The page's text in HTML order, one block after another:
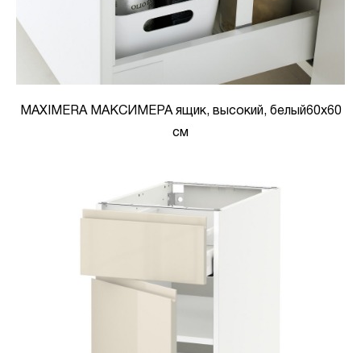
MAXIMERA МАКСИМЕРА ящик, высокий, белый60x60
см